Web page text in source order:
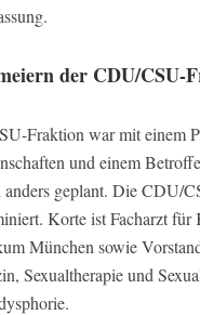
der CDU/CSU-
Fraktion war mit einem
und einem
geplant. Die CDU/
Korte ist Facharzt für
München sowie
Sexualtherapie und